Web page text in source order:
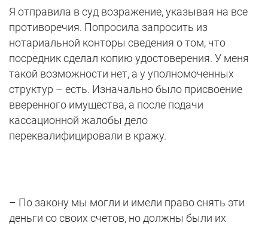
Я отправила в суд возражение, указывая на все
противоречия. Попросила запросить из
нотариальной конторы сведения о том, что
посредник сделал копию удостоверения. У меня
такой возможности нет, а у уполномоченных
структур – есть. Изначально было присвоение
вверенного имущества, а после подачи
кассационной жалобы дело
переквалифицировали в кражу.
– По закону мы могли и имели право снять эти
деньги со своих счетов, но должны были их